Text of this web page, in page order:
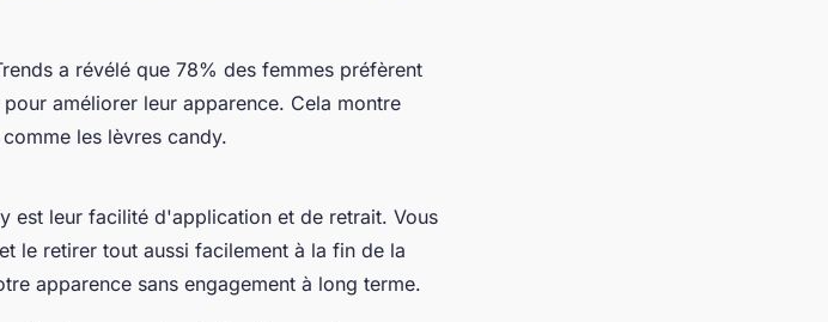
a révélé que 78% des femmes préfèrent
améliorer leur apparence. Cela montre
les lèvres candy.
est leur facilité d'application et de retrait. Vous
le retirer tout aussi facilement à la fin de la
apparence sans engagement à long terme.